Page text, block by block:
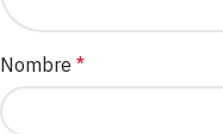
Nombre *